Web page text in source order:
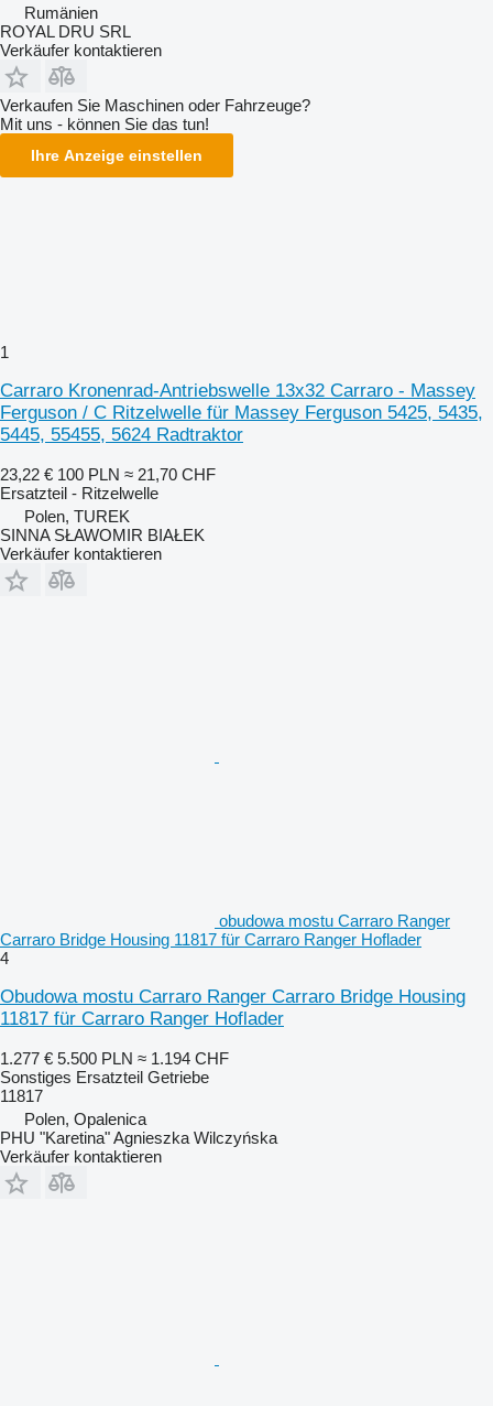
Rumänien
ROYAL DRU SRL
Verkäufer kontaktieren
Verkaufen Sie Maschinen oder Fahrzeuge?
Mit uns - können Sie das tun!
Ihre Anzeige einstellen
1
Carraro Kronenrad-Antriebswelle 13x32 Carraro - Massey
Ferguson / C Ritzelwelle für Massey Ferguson 5425, 5435,
5445, 55455, 5624 Radtraktor
23,22 € 100 PLN ≈ 21,70 CHF
Ersatzteil - Ritzelwelle
Polen, TUREK
SINNA SŁAWOMIR BIAŁEK
Verkäufer kontaktieren
obudowa mostu Carraro Ranger
Carraro Bridge Housing 11817 für Carraro Ranger Hoflader
4
Obudowa mostu Carraro Ranger Carraro Bridge Housing
11817 für Carraro Ranger Hoflader
1.277 € 5.500 PLN ≈ 1.194 CHF
Sonstiges Ersatzteil Getriebe
11817
Polen, Opalenica
PHU "Karetina" Agnieszka Wilczyńska
Verkäufer kontaktieren